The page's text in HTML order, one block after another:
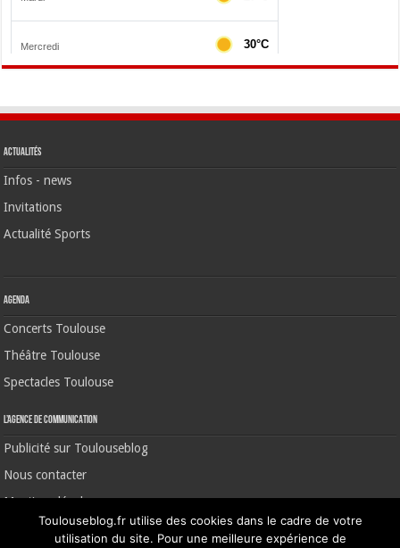
Actualités
Infos - news
Invitations
Actualité Sports
Agenda
Concerts Toulouse
Théâtre Toulouse
Spectacles Toulouse
L’agence de communication
Publicité sur Toulouseblog
Nous contacter
Mentions légales
Toulouseblog.fr utilise des cookies dans le cadre de votre
utilisation du site. Pour une meilleure expérience de